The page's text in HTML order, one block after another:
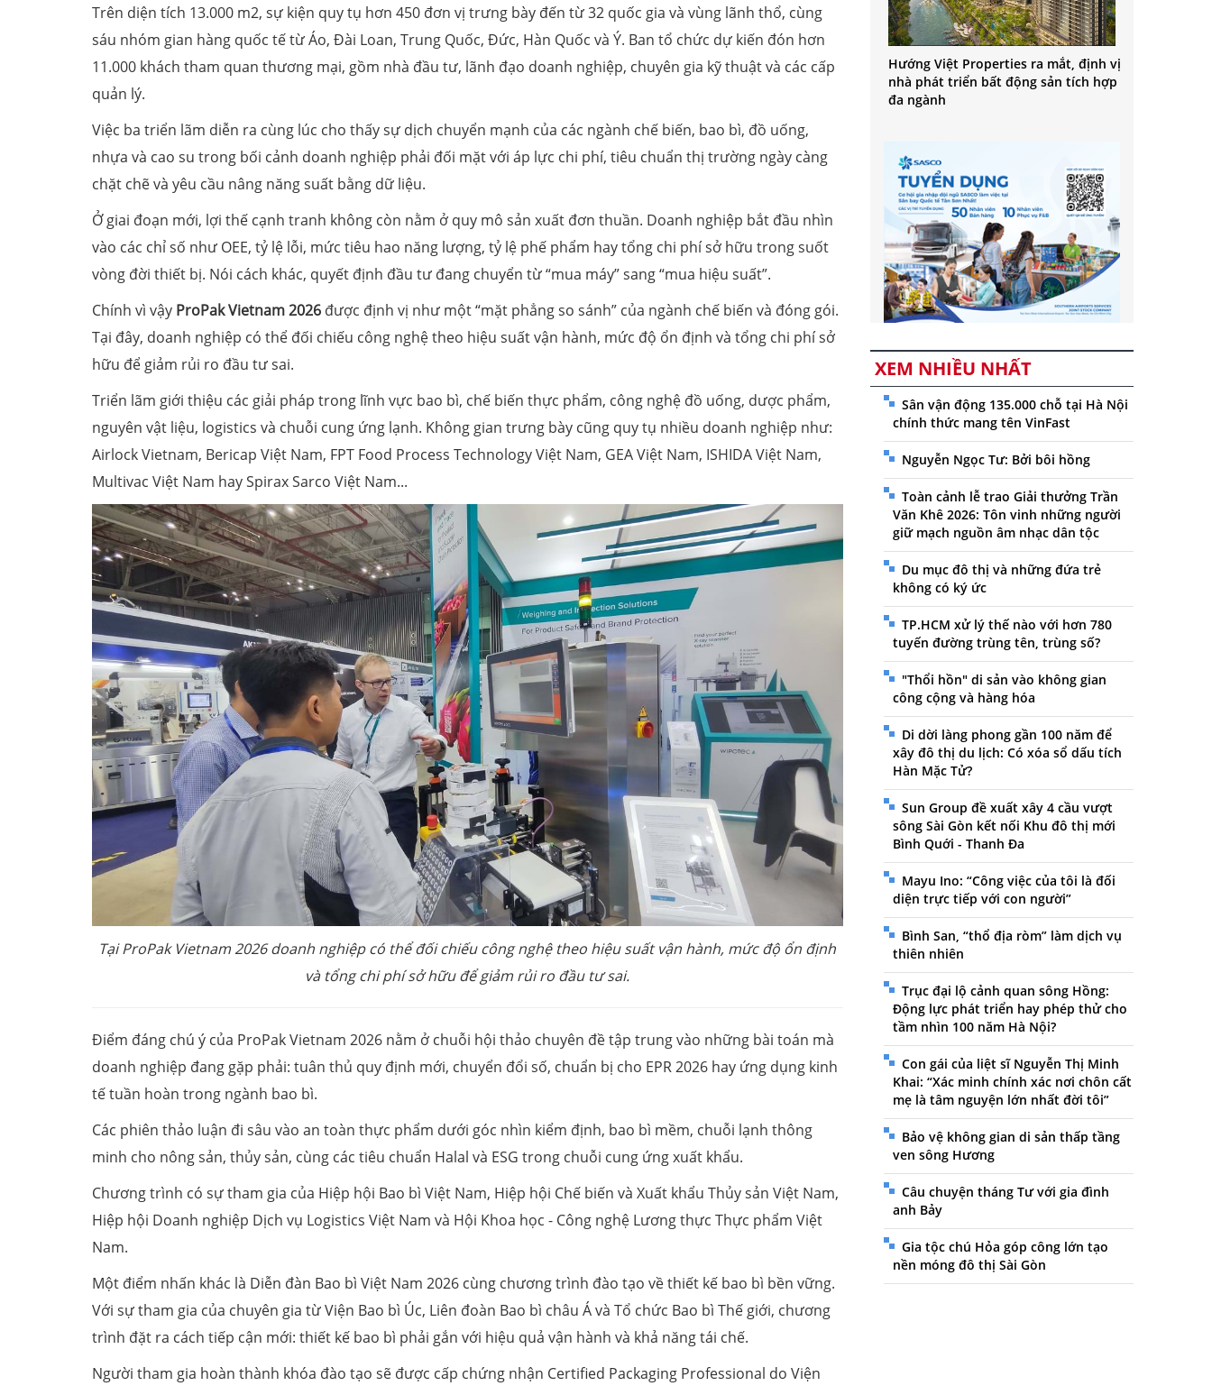
Trên diện tích 13.000 m2, sự kiện quy tụ hơn 450 đơn vị trưng bày đến từ 32 quốc gia và vùng lãnh thổ, cùng
sáu nhóm gian hàng quốc tế từ Áo, Đài Loan, Trung Quốc, Đức, Hàn Quốc và Ý. Ban tổ chức dự kiến đón hơn
11.000 khách tham quan thương mại, gồm nhà đầu tư, lãnh đạo doanh nghiệp, chuyên gia kỹ thuật và các cấp
quản lý.
Việc ba triển lãm diễn ra cùng lúc cho thấy sự dịch chuyển mạnh của các ngành chế biến, bao bì, đồ uống,
nhựa và cao su trong bối cảnh doanh nghiệp phải đối mặt với áp lực chi phí, tiêu chuẩn thị trường ngày càng
chặt chẽ và yêu cầu nâng năng suất bằng dữ liệu.
Ở giai đoạn mới, lợi thế cạnh tranh không còn nằm ở quy mô sản xuất đơn thuần. Doanh nghiệp bắt đầu nhìn
vào các chỉ số như OEE, tỷ lệ lỗi, mức tiêu hao năng lượng, tỷ lệ phế phẩm hay tổng chi phí sở hữu trong suốt
vòng đời thiết bị. Nói cách khác, quyết định đầu tư đang chuyển từ “mua máy” sang “mua hiệu suất”.
Chính vì vậy ProPak Vietnam 2026 được định vị như một “mặt phẳng so sánh” của ngành chế biến và đóng gói.
Tại đây, doanh nghiệp có thể đối chiếu công nghệ theo hiệu suất vận hành, mức độ ổn định và tổng chi phí sở
hữu để giảm rủi ro đầu tư sai.
Triển lãm giới thiệu các giải pháp trong lĩnh vực bao bì, chế biến thực phẩm, công nghệ đồ uống, dược phẩm,
nguyên vật liệu, logistics và chuỗi cung ứng lạnh. Không gian trưng bày cũng quy tụ nhiều doanh nghiệp như:
Airlock Vietnam, Bericap Việt Nam, FPT Food Process Technology Việt Nam, GEA Việt Nam, ISHIDA Việt Nam,
Multivac Việt Nam hay Spirax Sarco Việt Nam...
Tại ProPak Vietnam 2026 doanh nghiệp có thể đối chiếu công nghệ theo hiệu suất vận hành, mức độ ổn định
và tổng chi phí sở hữu để giảm rủi ro đầu tư sai.
Điểm đáng chú ý của ProPak Vietnam 2026 nằm ở chuỗi hội thảo chuyên đề tập trung vào những bài toán mà
doanh nghiệp đang gặp phải: tuân thủ quy định mới, chuyển đổi số, chuẩn bị cho EPR 2026 hay ứng dụng kinh
tế tuần hoàn trong ngành bao bì.
Các phiên thảo luận đi sâu vào an toàn thực phẩm dưới góc nhìn kiểm định, bao bì mềm, chuỗi lạnh thông
minh cho nông sản, thủy sản, cùng các tiêu chuẩn Halal và ESG trong chuỗi cung ứng xuất khẩu.
Chương trình có sự tham gia của Hiệp hội Bao bì Việt Nam, Hiệp hội Chế biến và Xuất khẩu Thủy sản Việt Nam,
Hiệp hội Doanh nghiệp Dịch vụ Logistics Việt Nam và Hội Khoa học - Công nghệ Lương thực Thực phẩm Việt
Nam.
Một điểm nhấn khác là Diễn đàn Bao bì Việt Nam 2026 cùng chương trình đào tạo về thiết kế bao bì bền vững.
Với sự tham gia của chuyên gia từ Viện Bao bì Úc, Liên đoàn Bao bì châu Á và Tổ chức Bao bì Thế giới, chương
trình đặt ra cách tiếp cận mới: thiết kế bao bì phải gắn với hiệu quả vận hành và khả năng tái chế.
Người tham gia hoàn thành khóa đào tạo sẽ được cấp chứng nhận Certified Packaging Professional do Viện
Hướng Việt Properties ra mắt, định vị
nhà phát triển bất động sản tích hợp
đa ngành
XEM NHIỀU NHẤT
Sân vận động 135.000 chỗ tại Hà Nội
chính thức mang tên VinFast
Nguyễn Ngọc Tư: Bởi bôi hồng
Toàn cảnh lễ trao Giải thưởng Trần
Văn Khê 2026: Tôn vinh những người
giữ mạch nguồn âm nhạc dân tộc
Du mục đô thị và những đứa trẻ
không có ký ức
TP.HCM xử lý thế nào với hơn 780
tuyến đường trùng tên, trùng số?
"Thổi hồn" di sản vào không gian
công cộng và hàng hóa
Di dời làng phong gần 100 năm để
xây đô thị du lịch: Có xóa sổ dấu tích
Hàn Mặc Tử?
Sun Group đề xuất xây 4 cầu vượt
sông Sài Gòn kết nối Khu đô thị mới
Bình Quới - Thanh Đa
Mayu Ino: “Công việc của tôi là đối
diện trực tiếp với con người”
Bình San, “thổ địa ròm” làm dịch vụ
thiên nhiên
Trục đại lộ cảnh quan sông Hồng:
Động lực phát triển hay phép thử cho
tầm nhìn 100 năm Hà Nội?
Con gái của liệt sĩ Nguyễn Thị Minh
Khai: “Xác minh chính xác nơi chôn cất
mẹ là tâm nguyện lớn nhất đời tôi”
Bảo vệ không gian di sản thấp tầng
ven sông Hương
Câu chuyện tháng Tư với gia đình
anh Bảy
Gia tộc chú Hỏa góp công lớn tạo
nền móng đô thị Sài Gòn